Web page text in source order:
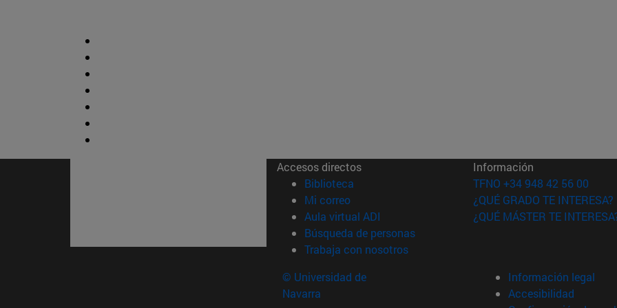
Accesos directos
Biblioteca (abre en nueva ventana)
Mi correo(abre en nueva ventana)
Aula virtual ADI (abre en nueva ventana)
Búsqueda de personas(abre en nueva ventana)
Trabaja con nosotros(abre en nueva ventana)
Información
TFNO +34 948 42 56 00
¿QUÉ GRADO TE INTERESA?
¿QUÉ MÁSTER TE
© Universidad de
Navarra
Información legal
Accesibilidad